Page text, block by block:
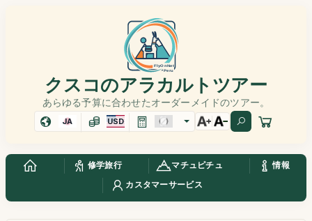
クスコのアラカルトツアー
あらゆる予算に合わせたオーダーメイドのツアー。
JA USD
修学旅行 マチュピチュ
情報
カスタマーサービス